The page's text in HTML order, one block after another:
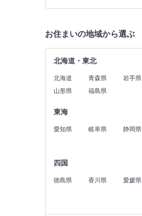
お住まいの地域から選ぶ
北海道・東北
北海道 青森県 岩手県
山形県
福島県
東海
愛知県 岐阜県 静岡県
四国
徳島県 香川県 愛媛県